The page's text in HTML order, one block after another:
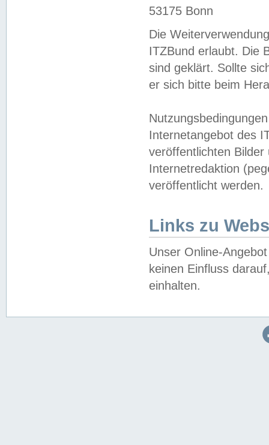
53175 Bonn
Die
ITZBund erlaubt. Die
sind geklärt. Sollte
er sich bitte beim
Internetangebot des
veröffentlichten
Internetredaktion
veröffentlicht werden.
Links zu
Unser Online-
keinen Einfluss
einhalten.